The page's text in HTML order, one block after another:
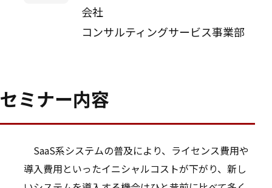
会社
コンサルティングサービス事業部
セミナー内容
SaaS系システムの普及により、ライセンス費用や
導入費用といったイニシャルコストが下がり、新し